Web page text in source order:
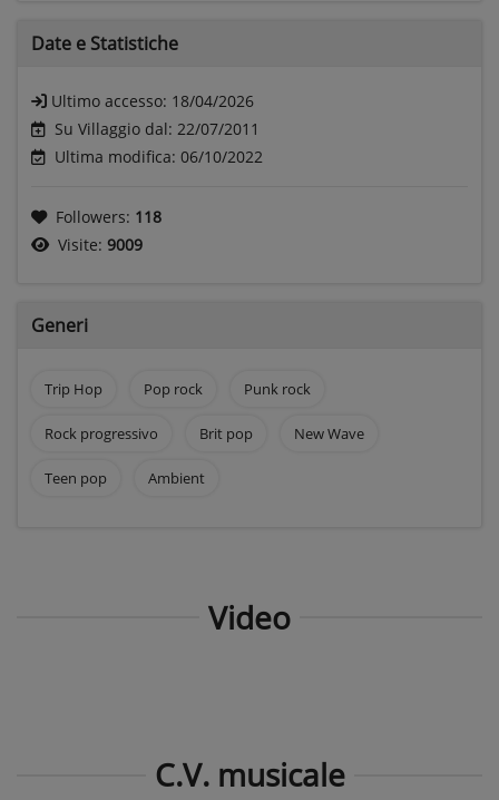
Date e Statistiche
Ultimo accesso: 18/04/2026
Su Villaggio dal: 22/07/2011
Ultima modifica: 06/10/2022
Followers: 118
Visite: 9009
Generi
Trip Hop Pop rock Punk rock
Rock progressivo Brit pop New Wave
Teen pop Ambient
Video
C.V. musicale